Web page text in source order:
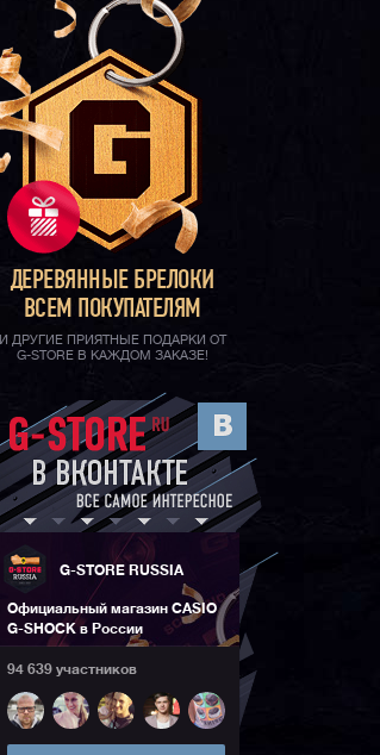
ДЕРЕВЯННЫЕ БРЕЛОКИ
ВСЕМ ПОКУПАТЕЛЯМ
И ДРУГИЕ ПРИЯТНЫЕ ПОДАРКИ ОТ
G-STORE В КАЖДОМ ЗАКАЗЕ!
G-STORE RUSSIA
Официальный магазин CASIO
G-SHOCK в России
94 639 участников